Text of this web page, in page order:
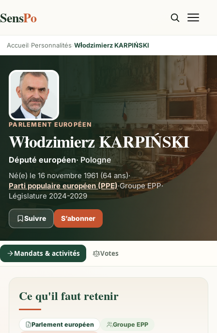
SensPo
Accueil Personnalités Włodzimierz KARPIŃSKI
PARLEMENT EUROPÉEN
Włodzimierz KARPIŃSKI
Député européen· Pologne
Né(e) le 16 novembre 1961 (64 ans)·
Parti populaire européen (PPE)·GroupeEPP·
Législature 2024-2029
Suivre S’abonner
Mandats & activités Votes
Ce qu'il faut retenir
Parlement européen
Groupe EPP